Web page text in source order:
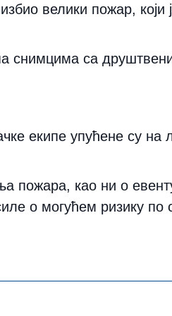
велики пожар, који
снимцима са
екипе упућене су на
пожара, као ни о
о могућем ризику по